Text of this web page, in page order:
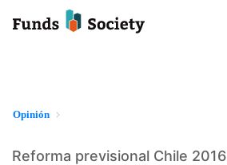
Opinión
Reforma previsional Chile 2016